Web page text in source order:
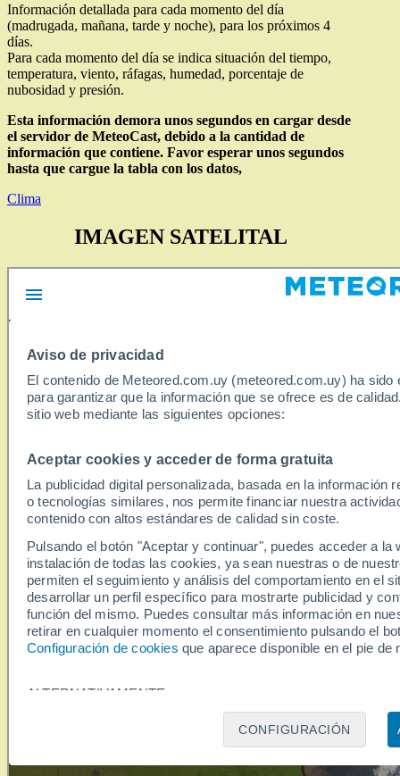
Información detallada para cada momento del día
(madrugada, mañana, tarde y noche), para los próximos 4
días.
Para cada momento del día se indica situación del tiempo,
temperatura, viento, ráfagas, humedad, porcentaje de
nubosidad y presión.
Esta información demora unos segundos en cargar desde
el servidor de MeteoCast, debido a la cantidad de
información que contiene. Favor esperar unos segundos
hasta que cargue la tabla con los datos,
Clima
IMAGEN SATELITAL